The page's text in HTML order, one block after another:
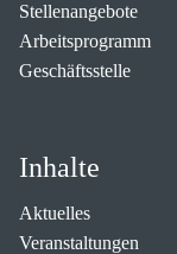
Stellenangebote
Arbeitsprogramm
Geschäftsstelle
Inhalte
Aktuelles
Veranstaltungen